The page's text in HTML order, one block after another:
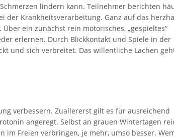
lindern kann. Teilnehmer berichten
der Krankheitsverarbeitung. Ganz auf das
ein zunächst rein motorisches, „gespieltes“
erlernen. Durch Blickkontakt und Spiele in der
und sich verbreitet. Das willentliche Lachen
verbessern. Zuallererst gilt es für ausreichend
angeregt. Selbst an grauen Wintertagen
Freien verbringen, je mehr, umso besser.